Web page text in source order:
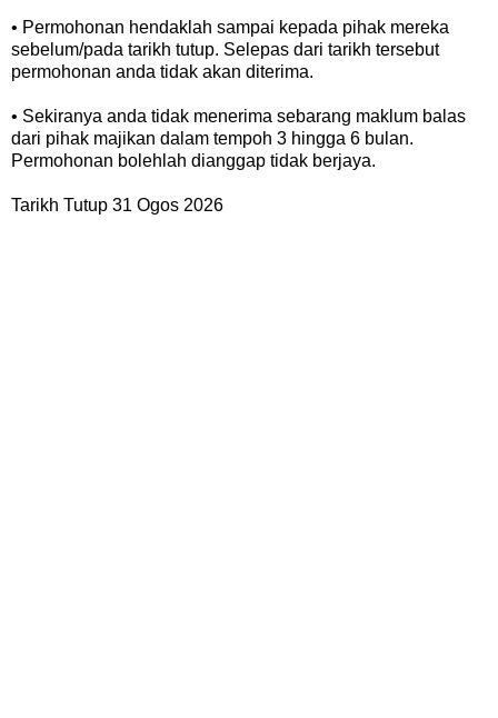
• Permohonan hendaklah sampai kepada pihak mereka
sebelum/pada tarikh tutup. Selepas dari tarikh tersebut
permohonan anda tidak akan diterima.
• Sekiranya anda tidak menerima sebarang maklum balas
dari pihak majikan dalam tempoh 3 hingga 6 bulan.
Permohonan bolehlah dianggap tidak berjaya.
Tarikh Tutup 31 Ogos 2026